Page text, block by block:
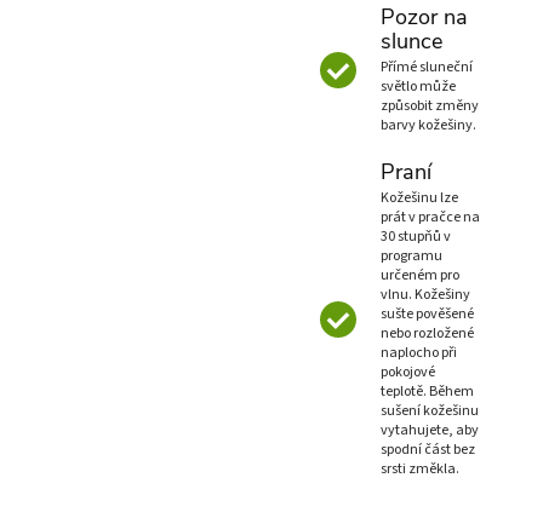
Pozor na
slunce
Přímé sluneční
světlo může
způsobit změny
barvy kožešiny.
Praní
Kožešinu lze
prát v pračce na
30 stupňů v
programu
určeném pro
vlnu. Kožešiny
sušte pověšené
nebo rozložené
naplocho při
pokojové
teplotě. Během
sušení kožešinu
vytahujete, aby
spodní část bez
srsti změkla.